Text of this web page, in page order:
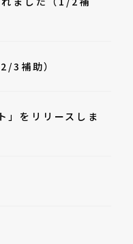
3補助）
」をリリースしま